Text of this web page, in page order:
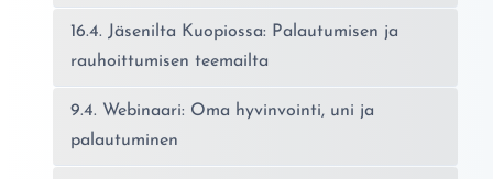
16.4. Jäsenilta Kuopiossa: Palautumisen ja
rauhoittumisen teemailta
9.4. Webinaari: Oma hyvinvointi, uni ja
palautuminen